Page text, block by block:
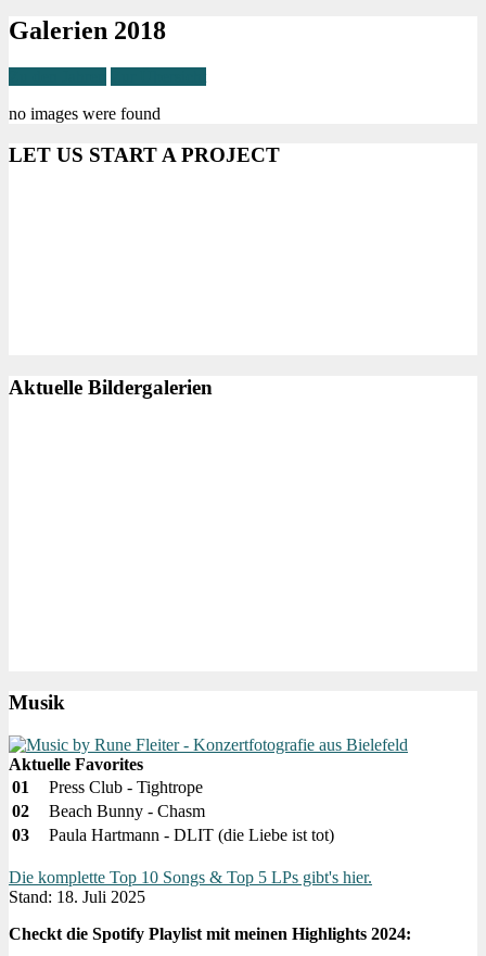
Galerien 2018
no images were found
LET US START A PROJECT
Aktuelle Bildergalerien
Musik
Aktuelle Favorites
01
Press Club - Tightrope
02
Beach Bunny - Chasm
03
Paula Hartmann - DLIT (die Liebe ist tot)
Die komplette Top 10 Songs & Top 5 LPs gibt's hier.
Stand: 18. Juli 2025
Checkt die Spotify Playlist mit meinen Highlights 2024: